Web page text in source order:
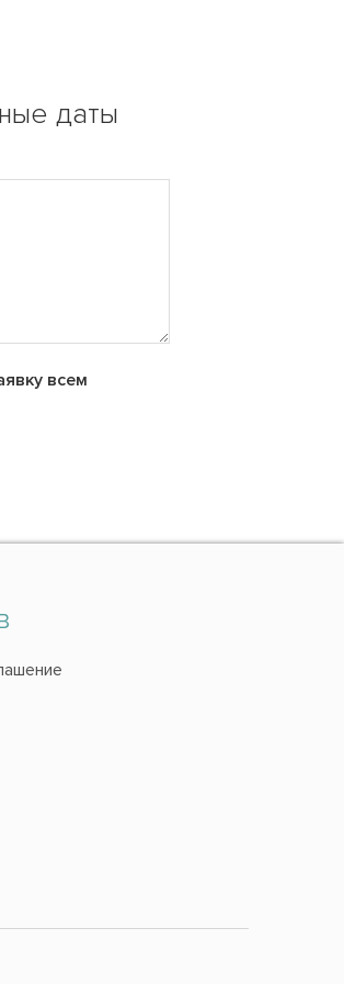
даты
всем